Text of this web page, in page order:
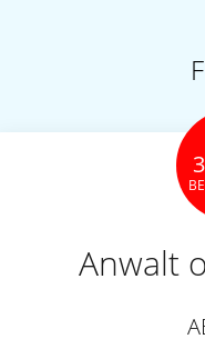
Anwalt